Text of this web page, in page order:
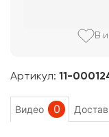
Артикул: 11-
В
Видео 0